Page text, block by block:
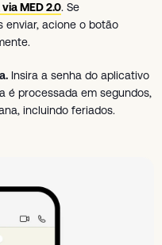
MED 2.0. Se
enviar, acione o botão
Insira a senha do aplicativo
é processada em segundos,
incluindo feriados.